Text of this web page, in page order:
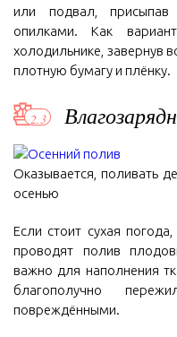
или подвал,
опилками. Как
холодильнике, завернув
плотную бумагу и плёнку.
Оказывается, поливать
осенью
Если стоит сухая
проводят полив
важно для наполнения
благополучно
повреждёнными.